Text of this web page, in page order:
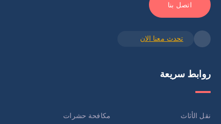
اتصل بنا
تحدث معنا الان
روابط سريعة
نقل الأثاث مكافحة حشرات